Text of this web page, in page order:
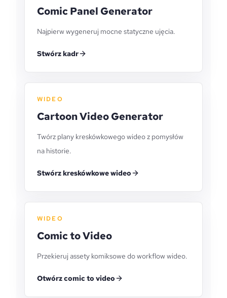
Comic Panel Generator
Najpierw wygeneruj mocne statyczne ujęcia.
Stwórz kadr
WIDEO
Cartoon Video Generator
Twórz plany kreskówkowego wideo z pomysłów
na historie.
Stwórz kreskówkowe wideo
WIDEO
Comic to Video
Przekieruj assety komiksowe do workflow wideo.
Otwórz comic to video